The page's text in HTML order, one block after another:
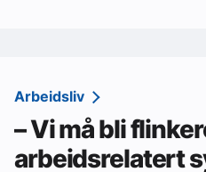
Redaksjonen
Om Byggfakta
Annonsere
Arbeidsliv
– Vi må bli
arbeidsrelatert